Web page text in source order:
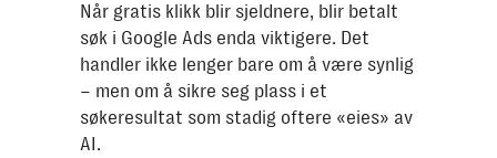
Når gratis klikk blir sjeldnere, blir betalt
søk i Google Ads enda viktigere. Det
handler ikke lenger bare om å være synlig
– men om å sikre seg plass i et
søkeresultat som stadig oftere «eies» av
AI.